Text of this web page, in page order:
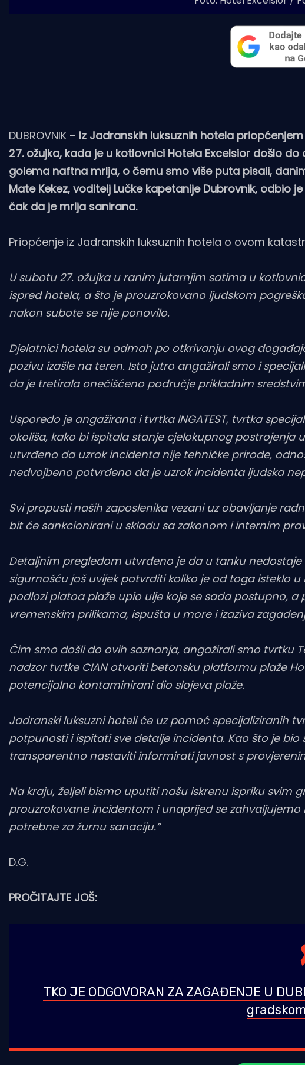
DUBROVNIK – Iz Jadranskih luksuznih hotela
27. ožujka, kada je u kotlovnici Hotela Excelsior došlo
golema naftna mrlja, o čemu smo više puta pisali,
Mate Kekez, voditelj Lučke kapetanije Dubrovnik, odbio
čak da je mrlja sanirana.
Priopćenje iz Jadranskih luksuznih hotela o ovom
U subotu 27. ožujka u ranim jutarnjim satima u
ispred hotela, a što je prouzrokovano ljudskom
nakon subote se nije ponovilo.
Djelatnici hotela su odmah po otkrivanju ovog
pozivu izašle na teren. Isto jutro angažirali smo i
da je tretirala onečišćeno područje prikladnim
Usporedo je angažirana i tvrtka INGATEST, tvrtka
okoliša, kako bi ispitala stanje cjelokupnog postrojenja
utvrđeno da uzrok incidenta nije tehničke prirode,
nedvojbeno potvrđeno da je uzrok incidenta ljudska
Svi propusti naših zaposlenika vezani uz obavljanje
bit će sankcionirani u skladu sa zakonom i internim
Detaljnim pregledom utvrđeno je da u tanku nedostaje
sigurnošću još uvijek potvrditi koliko je od toga isteklo
podlozi platoa plaže upio ulje koje se sada postupno,
vremenskim prilikama, ispušta u more i izaziva
Čim smo došli do ovih saznanja, angažirali smo tvrtku
nadzor tvrtke CIAN otvoriti betonsku platformu plaže
potencijalno kontaminirani dio slojeva plaže.
Jadranski luksuzni hoteli će uz pomoć specijaliziranih
potpunosti i ispitati sve detalje incidenta. Kao što je
transparentno nastaviti informirati javnost s
Na kraju, željeli bismo uputiti našu iskrenu ispriku svim
prouzrokovane incidentom i unaprijed se
potrebne za žurnu sanaciju.”
D.G.
PROČITAJTE JOŠ:
TKO JE ODGOVORAN ZA ZAGAĐENJE U